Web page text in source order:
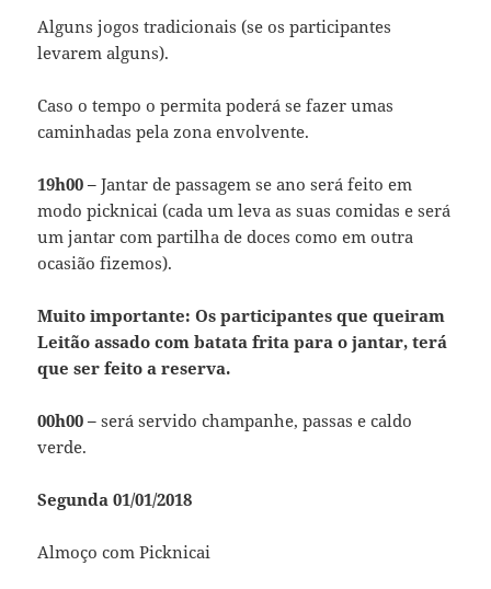
Alguns jogos tradicionais (se os participantes
levarem alguns).
Caso o tempo o permita poderá se fazer umas
caminhadas pela zona envolvente.
19h00 – Jantar de passagem se ano será feito em
modo picknicai (cada um leva as suas comidas e será
um jantar com partilha de doces como em outra
ocasião fizemos).
Muito importante: Os participantes que queiram
Leitão assado com batata frita para o jantar, terá
que ser feito a reserva.
00h00 – será servido champanhe, passas e caldo
verde.
Segunda 01/01/2018
Almoço com Picknicai